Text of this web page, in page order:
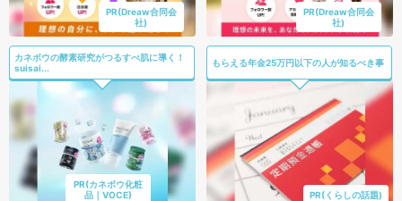
PR(Dreaw合同会
社)
PR(Dreaw合同会
社)
カネボウの酵素研究がつるすべ肌に導く！
suisai...
PR(カネボウ化粧
品｜VOCE)
もらえる年金25万円以下の人が知るべき事
PR(くらしの話題)